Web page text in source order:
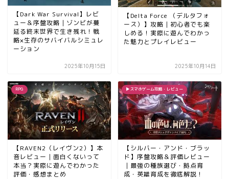
【Dark War Survival】レビ
ュー＆序盤攻略｜ゾンビが蔓
延る終末世界で生き残れ！戦
略×生存のサバイバルシミュレ
ーション
2025年10月15日
【Delta Force （デルタフォ
ース）】攻略｜初心者でも楽
しめる！実際に遊んでわかっ
た魅力とプレイレビュー
2025年10月14日
RPG
【RAVEN2（レイヴン2）】本
音レビュー｜面白くないって
本当？実際に遊んでわかった
評価・感想まとめ
▶︎スマホゲーム攻略・レビュー
【シルバー・アンド・ブラッ
ド】序盤攻略＆評価レビュー
｜最強の種族選び・拠点育
成・英雄育成を徹底解説！